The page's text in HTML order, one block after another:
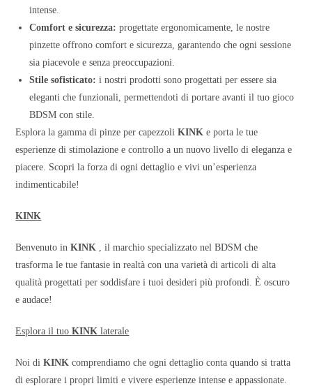
intense.
Comfort e sicurezza: progettate ergonomicamente, le nostre
pinzette offrono comfort e sicurezza, garantendo che ogni sessione
sia piacevole e senza preoccupazioni.
Stile sofisticato: i nostri prodotti sono progettati per essere sia
eleganti che funzionali, permettendoti di portare avanti il tuo gioco
BDSM con stile.
Esplora la gamma di pinze per capezzoliKINK e porta le tue
esperienze di stimolazione e controllo a un nuovo livello di eleganza e
piacere. Scopri la forza di ogni dettaglio e vivi un’esperienza
indimenticabile!
KINK
Benvenuto inKINK , il marchio specializzato nel BDSM che
trasforma le tue fantasie in realtà con una varietà di articoli di alta
qualità progettati per soddisfare i tuoi desideri più profondi. È oscuro
e audace!
Esplora il tuoKINK laterale
Noi diKINK comprendiamo che ogni dettaglio conta quando si tratta
di esplorare i propri limiti e vivere esperienze intense e appassionate.